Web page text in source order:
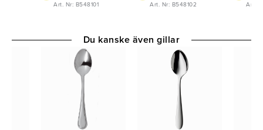
Art. Nr: B548101 Art. Nr: B548102 Art.
Du kanske även gillar